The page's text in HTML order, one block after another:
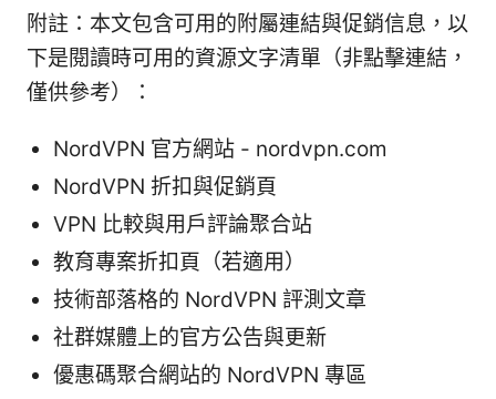
附註：本文包含可用的附屬連結與促銷信息，以
下是閱讀時可用的資源文字清單（非點擊連結，
僅供參考）：
NordVPN 官方網站 - nordvpn.com
NordVPN 折扣與促銷頁
VPN 比較與用戶評論聚合站
教育專案折扣頁（若適用）
技術部落格的 NordVPN 評測文章
社群媒體上的官方公告與更新
優惠碼聚合網站的 NordVPN 專區